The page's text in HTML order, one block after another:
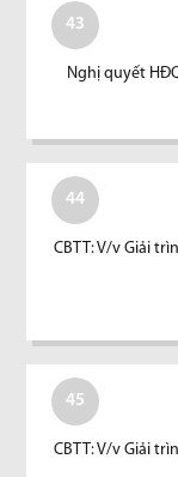
43
Nghị quyết
44
CBTT: V/v Giải
45
CBTT: V/v Giải